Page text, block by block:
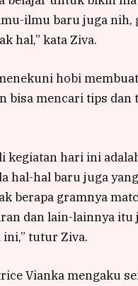
ilmu baru juga
hal,” kata Ziva.
hobi
bisa mencari tips
kegiatan hari ini
hal-hal baru juga
berapa gramnya
dan lain-lainnya
tutur Ziva.
Vianka mengaku